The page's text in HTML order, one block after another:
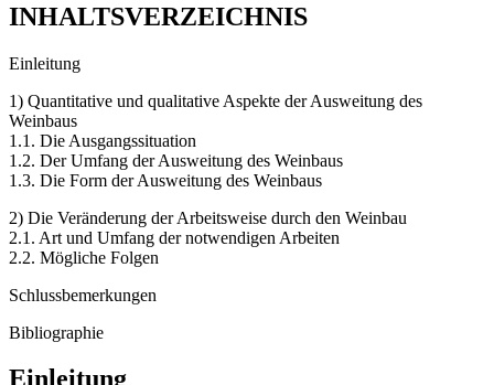
INHALTSVERZEICHNIS
Einleitung
1) Quantitative und qualitative Aspekte der Ausweitung des
Weinbaus
1.1. Die Ausgangssituation
1.2. Der Umfang der Ausweitung des Weinbaus
1.3. Die Form der Ausweitung des Weinbaus
2) Die Veränderung der Arbeitsweise durch den Weinbau
2.1. Art und Umfang der notwendigen Arbeiten
2.2. Mögliche Folgen
Schlussbemerkungen
Bibliographie
Einleitung